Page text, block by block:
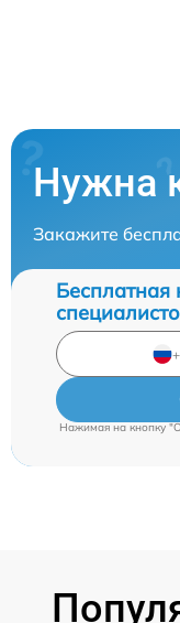
Нужна
Закажите
Бесплатная
Нажимая на кнопку